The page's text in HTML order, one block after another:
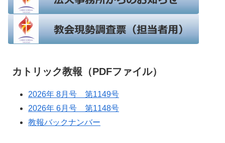
カトリック教報（PDFファイル）
2026年 8月号 第1149号
2026年 6月号 第1148号
教報バックナンバー